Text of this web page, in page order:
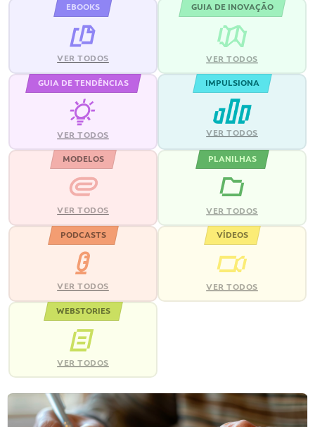
EBOOKS
VER TODOS
GUIA DE INOVAÇÃO
VER TODOS
GUIA DE TENDÊNCIAS
VER TODOS
IMPULSIONA
VER TODOS
MODELOS
VER TODOS
PLANILHAS
VER TODOS
PODCASTS
VER TODOS
VÍDEOS
VER TODOS
WEBSTORIES
VER TODOS